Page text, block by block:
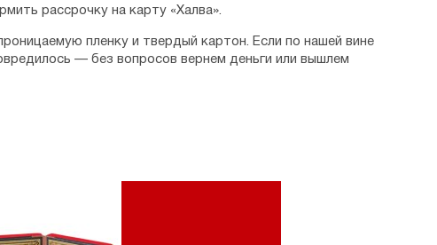
рассрочку на карту «Халва».
пленку и твердый картон. Если по нашей вине
— без вопросов вернем деньги или вышлем